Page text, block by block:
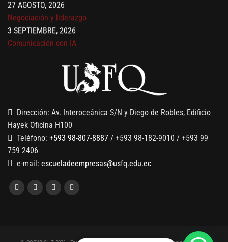
3 SEPTIEMBRE, 2026
Comunicación con IA
7 SEPTIEMBRE, 2026
Gobernanza de datos
Finanzas para no financieros
Dirección: Av. Interoceánica S/N y Diego de Robles, Edificio
Hayek Oficina H100
Teléfono: +593 98-807-8887 / +593 98-182-9010 / +593 99
759 2406
e-mail: escueladeempresas@usfq.edu.ec